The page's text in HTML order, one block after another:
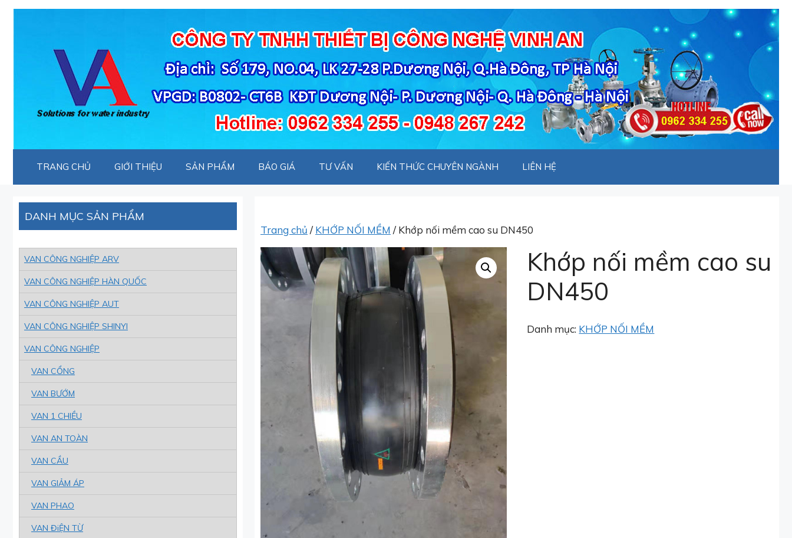
Chuyển
TRANG CHỦ GIỚI THIỆU SẢN PHẨM BÁO GIÁ TƯ VẤN KIẾN THỨC CHUYÊN NGÀNH LIÊN HỆ
Trang chủ / KHỚP NỐI MỀM / Khớp nối mềm cao su DN450
Khớp nối mềm cao su
DN450
Danh mục: KHỚP NỐI MỀM
DANH MỤC SẢN PHẨM
VAN CÔNG NGHIỆP ARV
VAN CÔNG NGHIỆP HÀN QUỐC
VAN CÔNG NGHIỆP AUT
VAN CÔNG NGHIỆP SHINYI
VAN CÔNG NGHIỆP
VAN CỔNG
VAN BƯỚM
VAN 1 CHIỀU
VAN AN TOÀN
VAN CẦU
VAN GIẢM ÁP
VAN PHAO
VAN ĐiỆN TỪ